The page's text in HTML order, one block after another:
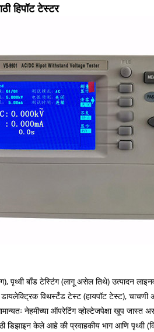
हिपॉट टेस्टर
पृथ्वी बाँड टेस्टिंग (लागू असेल तिथे) उत्पादन
विथस्टँड टेस्ट (हायपॉट टेस्ट),
नेहमीच्या ऑपरेटिंग व्होल्टेजपेक्षा खूप जास्त
डिझाइन केले आहे की प्रवाहकीय भाग आणि पृथ्वी